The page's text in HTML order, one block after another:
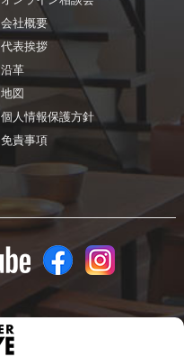
会社概要
代表挨拶
沿革
地図
個人情報保護方針
免責事項